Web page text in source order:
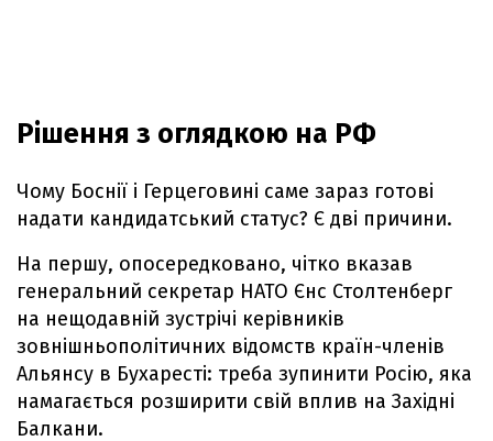
Рішення з оглядкою на РФ
Чому Боснії і Герцеговині саме зараз готові
надати кандидатський статус? Є дві причини.
На першу, опосередковано, чітко вказав
генеральний секретар НАТО Єнс Столтенберг
на нещодавній зустрічі керівників
зовнішньополітичних відомств країн-членів
Альянсу в Бухаресті: треба зупинити Росію, яка
намагається розширити свій вплив на Західні
Балкани.